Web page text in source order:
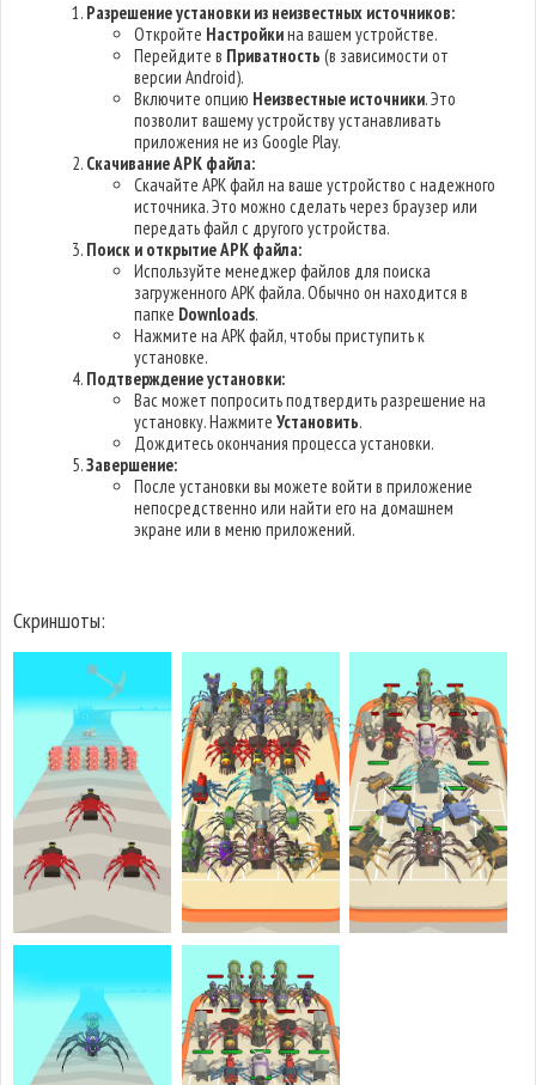
Разрешение установки из неизвестных источников:
Откройте Настройкина вашем устройстве.
Перейдите в Приватность (в зависимости от
версии Android).
Включите опцию Неизвестные источники. Это
позволит вашему устройству устанавливать
приложения не из Google Play.
Скачивание APK файла:
Скачайте APK файл на ваше устройство с надежного
источника. Это можно сделать через браузер или
передать файл с другого устройства.
Поиск и открытие APK файла:
Используйте менеджер файлов для поиска
загруженного APK файла. Обычно он находится в
папке Downloads.
Нажмите на APK файл, чтобы приступить к
установке.
Подтверждение установки:
Вас может попросить подтвердить разрешение на
установку. НажмитеУстановить.
Дождитесь окончания процесса установки.
Завершение:
После установки вы можете войти в приложение
непосредственно или найти его на домашнем
экране или в меню приложений.
Скриншоты: